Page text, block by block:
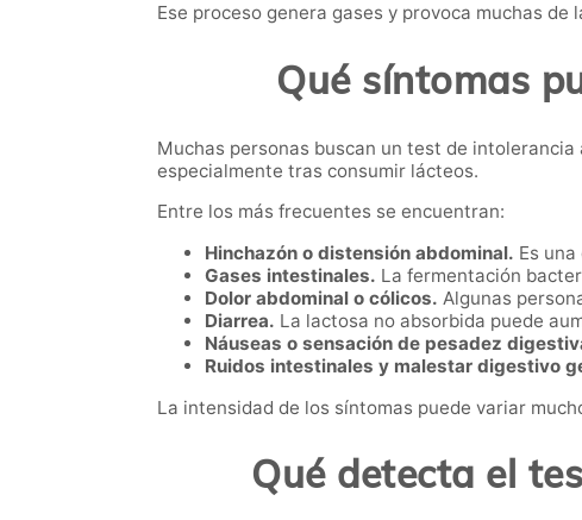
Ese proceso genera gases y provoca muchas
Qué síntomas
Muchas personas buscan un test de
especialmente tras consumir lácteos.
Entre los más frecuentes se encuentran:
Hinchazón o distensión abdominal. Es
Gases intestinales. La fermentación
Dolor abdominal o cólicos. Algunas
Diarrea. La lactosa no absorbida puede
Náuseas o sensación de pesadez
Ruidos intestinales y malestar digestivo
La intensidad de los síntomas puede variar
Qué detecta el